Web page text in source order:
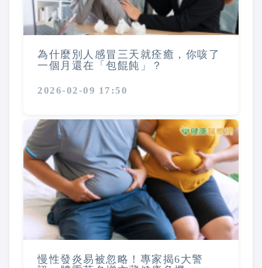
為什麼別人感冒三天就痊癒，你咳了
一個月還在「包餛飩」？
2026-02-09 17:50
慢性發炎易被忽略！專家揭6大警